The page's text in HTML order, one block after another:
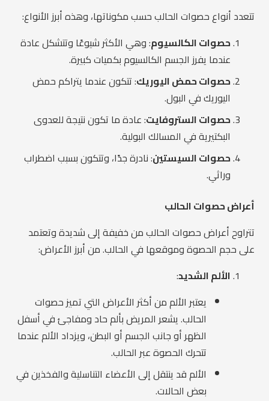
تتعدد أنواع حصوات الحالب حسب مكوناتها، وهذه أبرز الأنواع:
حصوات الكالسيوم: وهي الأكثر شيوعًا وتتشكل عادة
عندما يفرز الجسم الكالسيوم بكميات كبيرة.
حصوات حمض اليوريك: تتكون عندما يتراكم حمض
اليوريك في البول.
حصوات الستروفايت: عادة ما تكون نتيجة للعدوى
البكتيرية في المسالك البولية.
حصوات السيستين: نادرة جدًا، وتتكون بسبب اضطراب
وراثي.
أعراض حصوات الحالب
تتراوح أعراض حصوات الحالب من خفيفة إلى شديدة وتعتمد
على حجم الحصوة وموقعها في الحالب. من أبرز الأعراض:
الألم الشديد:
يعتبر الألم من أكثر الأعراض التي تميز حصوات
الحالب. يشعر المريض بألم حاد ومفاجئ في أسفل
الظهر أو جانب الجسم أو البطن، ويزداد الألم عندما
تتحرك الحصوة عبر الحالب.
الألم قد ينتقل إلى الأعضاء التناسلية والفخذين في
بعض الحالات.